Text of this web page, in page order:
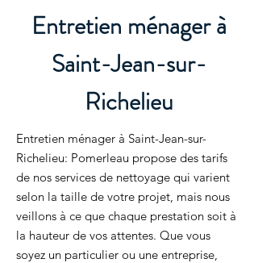
Entretien ménager à
Saint-Jean-sur-
Richelieu
Entretien ménager à Saint-Jean-sur-
Richelieu: Pomerleau propose des tarifs
de nos services de nettoyage qui varient
selon la taille de votre projet, mais nous
veillons à ce que chaque prestation soit à
la hauteur de vos attentes. Que vous
soyez un particulier ou une entreprise,